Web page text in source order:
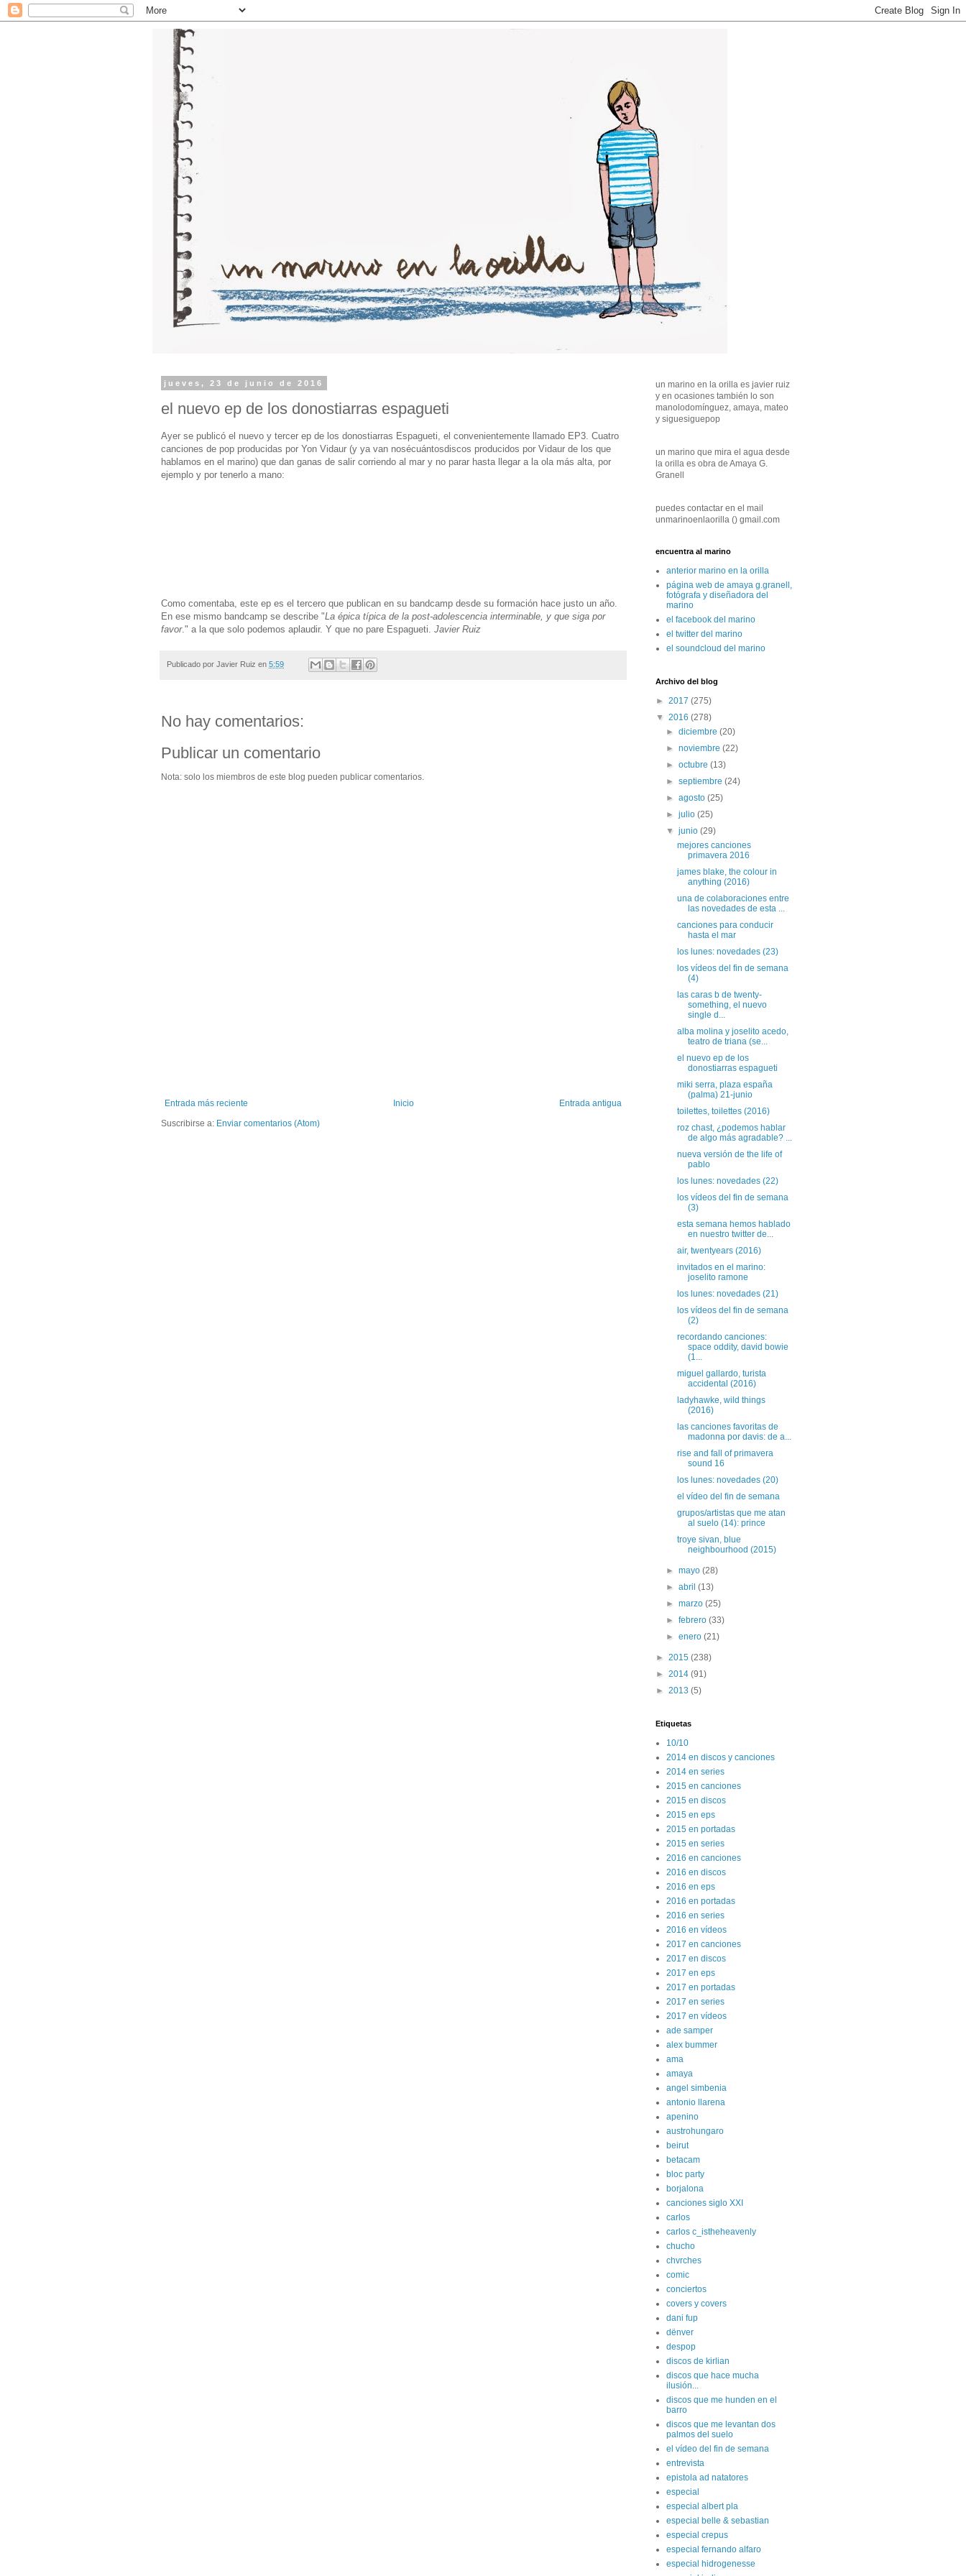
jueves, 23 de junio de 2016
el nuevo ep de los donostiarras espagueti
Ayer se publicó el nuevo y tercer ep de los donostiarras Espagueti, el convenientemente llamado EP3. Cuatro
canciones de pop producidas por Yon Vidaur (y ya van nosécuántosdiscos producidos por Vidaur de los que
hablamos en el marino) que dan ganas de salir corriendo al mar y no parar hasta llegar a la ola más alta, por
ejemplo y por tenerlo a mano:
Como comentaba, este ep es el tercero que publican en su bandcamp desde su formación hace justo un año.
En ese mismo bandcamp se describe "La épica típica de la post-adolescencia interminable, y que siga por
favor." a la que solo podemos aplaudir. Y que no pare Espagueti. Javier Ruiz
Publicado por Javier Ruiz en 5:59
No hay comentarios:
Publicar un comentario
Nota: solo los miembros de este blog pueden publicar comentarios.
Entrada más reciente Entrada antigua
Inicio
Suscribirse a: Enviar comentarios (Atom)
un marino en la orilla es javier ruiz
y en ocasiones también lo son
manolodomínguez, amaya, mateo
y siguesiguepop
un marino que mira el agua desde
la orilla es obra de Amaya G.
Granell
puedes contactar en el mail
unmarinoenlaorilla () gmail.com
encuentra al marino
anterior marino en la orilla
página web de amaya g.granell,
fotógrafa y diseñadora del
marino
el facebook del marino
el twitter del marino
el soundcloud del marino
Archivo del blog
► 2017 (275)
▼ 2016 (278)
►diciembre(20)
►noviembre(22)
►octubre(13)
►septiembre(24)
►agosto(25)
►julio(25)
▼junio(29)
mejores canciones
primavera 2016
james blake, the colour in
anything (2016)
una de colaboraciones entre
las novedades de esta ...
canciones para conducir
hasta el mar
los lunes: novedades (23)
los vídeos del fin de semana
(4)
las caras b de twenty-
something, el nuevo
single d...
alba molina y joselito acedo,
teatro de triana (se...
el nuevo ep de los
donostiarras espagueti
miki serra, plaza españa
(palma) 21-junio
toilettes, toilettes (2016)
roz chast, ¿podemos hablar
de algo más agradable? ...
nueva versión de the life of
pablo
los lunes: novedades (22)
los vídeos del fin de semana
(3)
esta semana hemos hablado
en nuestro twitter de...
air, twentyears (2016)
invitados en el marino:
joselito ramone
los lunes: novedades (21)
los vídeos del fin de semana
(2)
recordando canciones:
space oddity, david bowie
(1...
miguel gallardo, turista
accidental (2016)
ladyhawke, wild things
(2016)
las canciones favoritas de
madonna por davis: de a...
rise and fall of primavera
sound 16
los lunes: novedades (20)
el vídeo del fin de semana
grupos/artistas que me atan
al suelo (14): prince
troye sivan, blue
neighbourhood (2015)
►mayo(28)
►abril(13)
►marzo(25)
►febrero(33)
►enero(21)
► 2015 (238)
► 2014 (91)
► 2013 (5)
Etiquetas
10/10
2014 en discos y canciones
2014 en series
2015 en canciones
2015 en discos
2015 en eps
2015 en portadas
2015 en series
2016 en canciones
2016 en discos
2016 en eps
2016 en portadas
2016 en series
2016 en vídeos
2017 en canciones
2017 en discos
2017 en eps
2017 en portadas
2017 en series
2017 en vídeos
ade samper
alex bummer
ama
amaya
angel simbenia
antonio llarena
apenino
austrohungaro
beirut
betacam
bloc party
borjalona
canciones siglo XXI
carlos
carlos c_istheheavenly
chucho
chvrches
comic
conciertos
covers y covers
dani fup
dënver
despop
discos de kirlian
discos que hace mucha
ilusión...
discos que me hunden en el
barro
discos que me levantan dos
palmos del suelo
el vídeo del fin de semana
entrevista
epistola ad natatores
especial
especial albert pla
especial belle & sebastian
especial crepus
especial fernando alfaro
especial hidrogenesse